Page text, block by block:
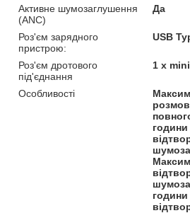
Активне шумозаглушення
(ANC)
Да
Роз'єм зарядного
пристрою:
USB
Роз'єм дротового
під'єднання
1 x
Особливості